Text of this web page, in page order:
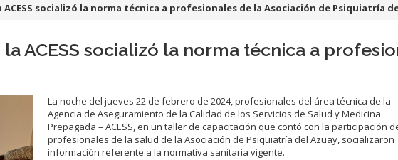
socializó la norma técnica a profesionales de la Asociación de Psiquiatría
ACESS socializó la norma técnica a
La noche del jueves 22 de febrero de 2024, profesionales del área técnica de la
Agencia de Aseguramiento de la Calidad de los Servicios de Salud y Medicina
Prepagada – ACESS, en un taller de capacitación que contó con la participación
profesionales de la salud de la Asociación de Psiquiatría del Azuay, socializaron
información referente a la normativa sanitaria vigente.